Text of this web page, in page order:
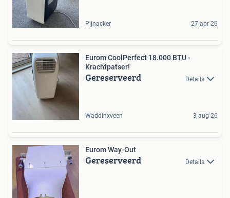
Pijnacker 27 apr 26
Eurom CoolPerfect 18.000 BTU -
Krachtpatser!
Gereserveerd Details
Waddinxveen 3 aug 26
Eurom Way-Out
Gereserveerd Details